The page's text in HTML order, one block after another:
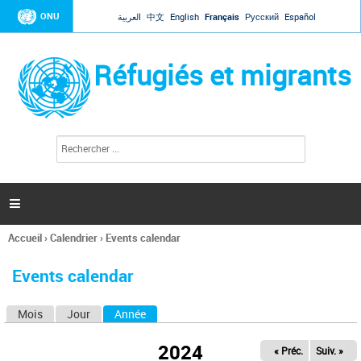
Jump to navigation
ONU العربية 中文 English Français Русский Español
Réfugiés et migrants
l
c
h
e

Vous
ici
Accueil›Calendrier› Events calendar
Events calendar
Mois Jour Année
2024 « Préc. Suiv. »